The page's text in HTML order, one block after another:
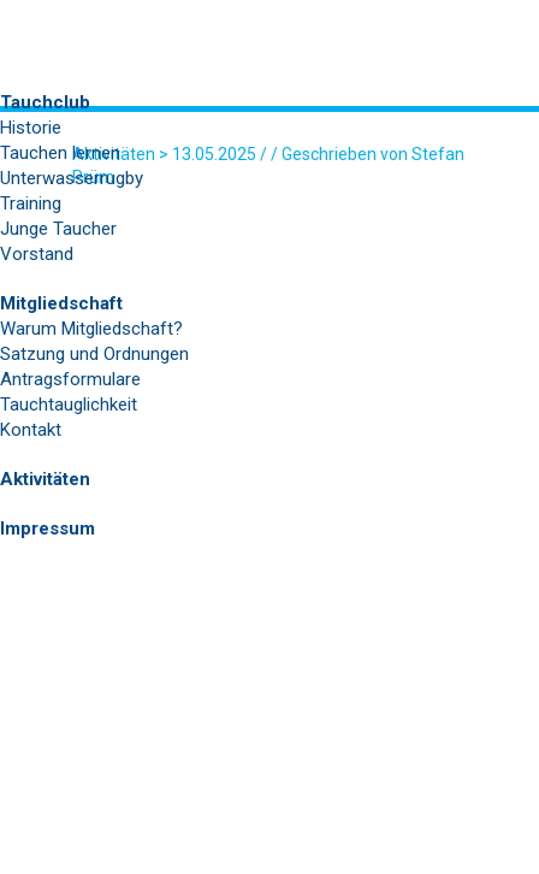
Tauchclub
Historie
Tauchen lernen
Unterwasserrugby
Training
Junge Taucher
Vorstand
Mitgliedschaft
Warum Mitgliedschaft?
Satzung und Ordnungen
Antragsformulare
Tauchtauglichkeit
Kontakt
Aktivitäten
Impressum
Aktivitäten > 13.05.2025 / / Geschrieben von Stefan
Prüm
WHATSAPP BILD 2025-05-11 UM
15.05.18_3CB628DB